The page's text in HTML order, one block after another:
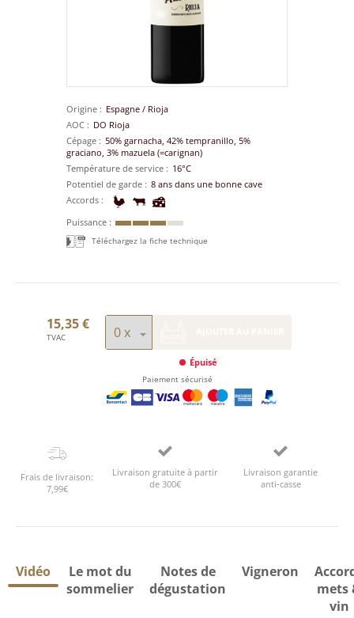
Origine Espagne / Rioja
AOC
DO Rioja
Cépage
50% garnacha, 42% tempranillo, 5%
graciano, 3% mazuela (=carignan)
Température de service
16°C
Potentiel de garde
8 ans dans une bonne cave
Accords
Puissance
Téléchargez la fiche technique
15,35 €
TVAC
Épuisé
Paiement sécurisé
Frais de livraison:
7,99€
Livraison gratuite à partir
de 300€
Livraison garantie
anti-casse
Vidéo
Le mot du
sommelier
Notes de
dégustation
Vigneron
mets
vin